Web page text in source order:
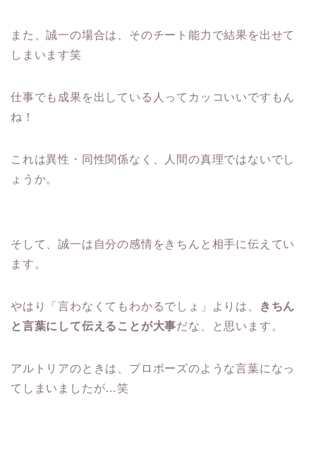
また、誠一の場合は、そのチート能力で結果を出せて
しまいます笑
仕事でも成果を出している人ってカッコいいですもん
ね！
これは異性・同性関係なく、人間の真理ではないでし
ょうか。
そして、誠一は自分の感情をきちんと相手に伝えてい
ます。
やはり「言わなくてもわかるでしょ」よりは、
きちん
と言葉にして伝えることが大事だな、と思います。
アルトリアのときは、プロポーズのような言葉になっ
てしまいましたが…笑